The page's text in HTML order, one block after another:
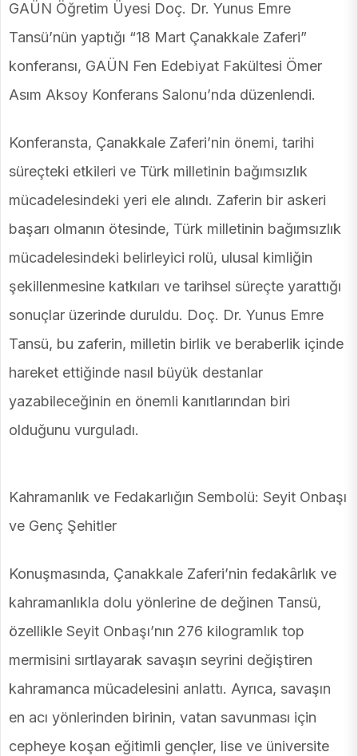
GAÜN Öğretim Üyesi Doç. Dr. Yunus Emre
Tansü’nün yaptığı “18 Mart Çanakkale Zaferi”
konferansı, GAÜN Fen Edebiyat Fakültesi Ömer
Asım Aksoy Konferans Salonu’nda düzenlendi.
Konferansta, Çanakkale Zaferi’nin önemi, tarihi
süreçteki etkileri ve Türk milletinin bağımsızlık
mücadelesindeki yeri ele alındı. Zaferin bir askeri
başarı olmanın ötesinde, Türk milletinin bağımsızlık
mücadelesindeki belirleyici rolü, ulusal kimliğin
şekillenmesine katkıları ve tarihsel süreçte yarattığı
sonuçlar üzerinde duruldu. Doç. Dr. Yunus Emre
Tansü, bu zaferin, milletin birlik ve beraberlik içinde
hareket ettiğinde nasıl büyük destanlar
yazabileceğinin en önemli kanıtlarından biri
olduğunu vurguladı.
Kahramanlık ve Fedakarlığın Sembolü: Seyit Onbaşı
ve Genç Şehitler
Konuşmasında, Çanakkale Zaferi’nin fedakârlık ve
kahramanlıkla dolu yönlerine de değinen Tansü,
özellikle Seyit Onbaşı’nın 276 kilogramlık top
mermisini sırtlayarak savaşın seyrini değiştiren
kahramanca mücadelesini anlattı. Ayrıca, savaşın
en acı yönlerinden birinin, vatan savunması için
cepheye koşan eğitimli gençler, lise ve üniversite